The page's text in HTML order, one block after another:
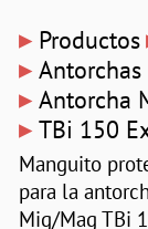
▸ Productos
▸
▸ Antorcha
▸ TBi 150
Manguito
para la
Mig/Mag TBi